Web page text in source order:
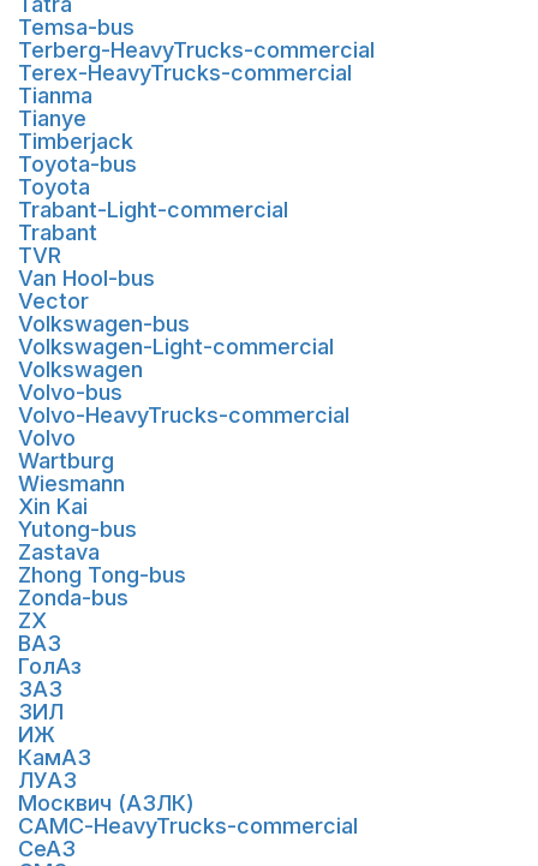
Temsa-bus
Terberg-HeavyTrucks-commercial
Terex-HeavyTrucks-commercial
Tianma
Tianye
Timberjack
Toyota-bus
Toyota
Trabant-Light-commercial
Trabant
TVR
Van Hool-bus
Vector
Volkswagen-bus
Volkswagen-Light-commercial
Volkswagen
Volvo-bus
Volvo-HeavyTrucks-commercial
Volvo
Wartburg
Wiesmann
Xin Kai
Yutong-bus
Zastava
Zhong Tong-bus
Zonda-bus
ZX
ВАЗ
ГолАз
ЗАЗ
ЗИЛ
ИЖ
КамАЗ
ЛУАЗ
Москвич (АЗЛК)
САМС-HeavyTrucks-commercial
СеАЗ